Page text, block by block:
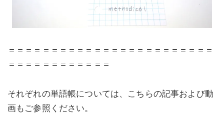
＝＝＝＝＝＝＝＝＝＝＝＝＝＝＝＝＝＝＝＝＝＝＝＝
＝＝＝＝＝＝＝＝＝＝＝＝
それぞれの単語帳については、こちらの記事および動
画もご参照ください。